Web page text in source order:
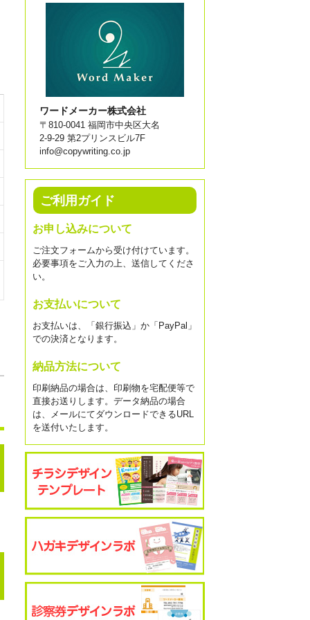
ワードメーカー株式会社
〒810-0041 福岡市中央区大名
2-9-29 第2プリンスビル7F
info@copywriting.co.jp
ご利用ガイド
お申し込みについて
ご注文フォームから受け付けています。
必要事項をご入力の上、送信してくださ
い。
お支払いについて
お支払いは、「銀行振込」か「PayPal」
での決済となります。
納品方法について
印刷納品の場合は、印刷物を宅配便等で
直接お送りします。データ納品の場合
は、メールにてダウンロードできるURL
を送付いたします。